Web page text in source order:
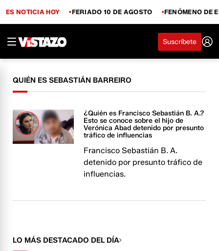
ES NOTICIA HOY FERIADO 10 DE AGOSTO FENÓMENO DE
Suscríbete
QUIÉN ES SEBASTIÁN BARREIRO
¿Quién es Francisco Sebastián B. A.?
Esto se conoce sobre el hijo de
Verónica Abad detenido por presunto
tráfico de influencias
Francisco Sebastián B. A.
detenido por presunto tráfico de
influencias.
LO MÁS DESTACADO DEL DÍA